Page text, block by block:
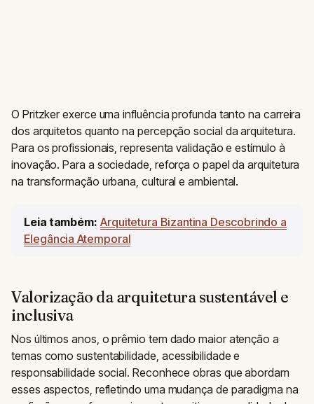
O Pritzker exerce uma influência profunda tanto na carreira
dos arquitetos quanto na percepção social da arquitetura.
Para os profissionais, representa validação e estímulo à
inovação. Para a sociedade, reforça o papel da arquitetura
na transformação urbana, cultural e ambiental.
Leia também: Arquitetura Bizantina Descobrindo a
Elegância Atemporal
Valorização da arquitetura sustentável e
inclusiva
Nos últimos anos, o prêmio tem dado maior atenção a
temas como sustentabilidade, acessibilidade e
responsabilidade social. Reconhece obras que abordam
esses aspectos, refletindo uma mudança de paradigma na